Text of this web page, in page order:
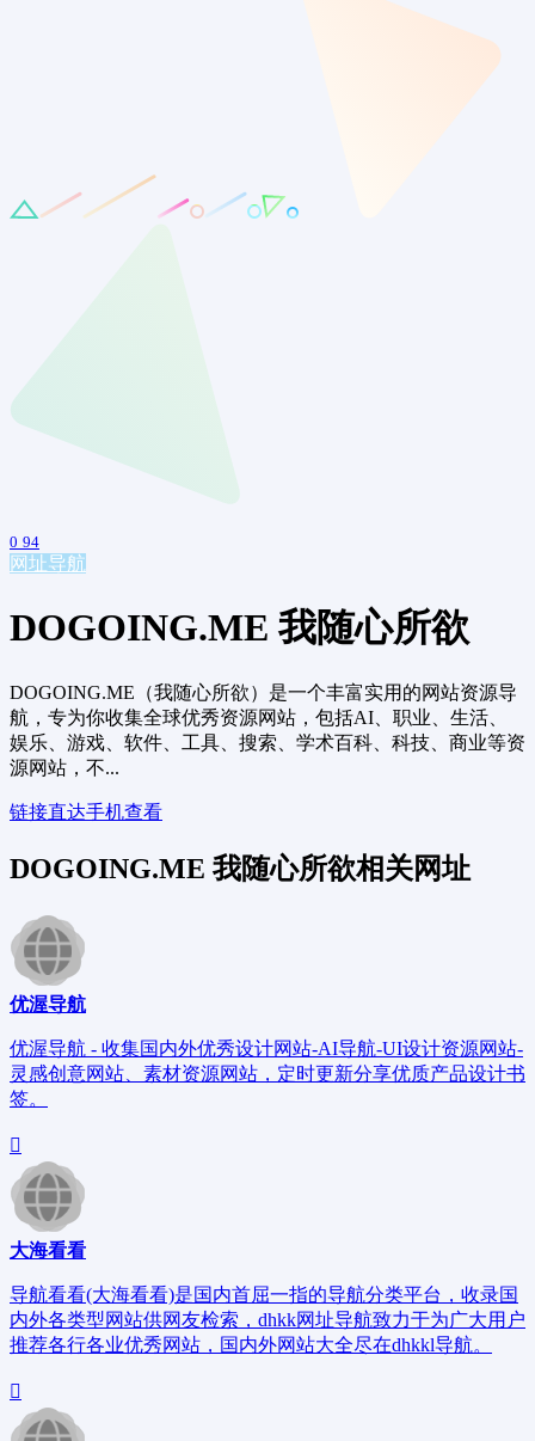
0 94
网址导航
DOGOING.ME 我随心所欲
DOGOING.ME（我随心所欲）是一个丰富实用的网站资源导
航，专为你收集全球优秀资源网站，包括AI、职业、生活、
娱乐、游戏、软件、工具、搜索、学术百科、科技、商业等资
源网站，不...
链接直达手机查看
DOGOING.ME 我随心所欲相关网址
优渥导航
优渥导航 - 收集国内外优秀设计网站-AI导航-UI设计资源网站-
灵感创意网站、素材资源网站，定时更新分享优质产品设计书
签。
大海看看
导航看看(大海看看)是国内首屈一指的导航分类平台，收录国
内外各类型网站供网友检索，dhkk网址导航致力于为广大用户
推荐各行各业优秀网站，国内外网站大全尽在dhkkl导航。